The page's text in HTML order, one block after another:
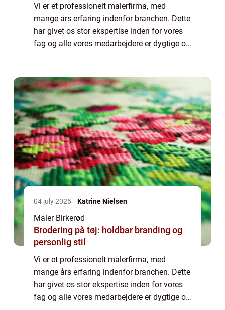
Vi er et professionelt malerfirma, med
mange års erfaring indenfor branchen. Dette
har givet os stor ekspertise inden for vores
fag og alle vores medarbejdere er dygtige og
04 july 2026 Katrine Nielsen
Maler Birkerød
Brodering på tøj: holdbar branding og
personlig stil
Vi er et professionelt malerfirma, med
mange års erfaring indenfor branchen. Dette
har givet os stor ekspertise inden for vores
fag og alle vores medarbejdere er dygtige og